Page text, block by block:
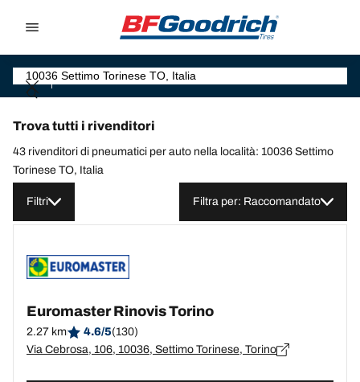
Trova tutti i rivenditori
43 rivenditori di pneumatici per auto nella località: 10036 Settimo
Torinese TO, Italia
Filtri Filtra per: Raccomandato
Euromaster Rinovis Torino
2.27 km 4.6/5(130)
Via Cebrosa, 106, 10036, Settimo Torinese, Torino